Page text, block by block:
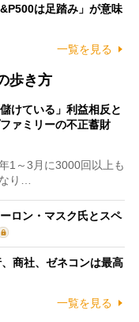
は足踏み」が意味
一覧を見る
歩き方
けている」利益相反と
ァミリーの不正蓄財
1～3月に3000回以上も
り…
ロン・マスク氏とスペ
商社、ゼネコンは最高
一覧を見る